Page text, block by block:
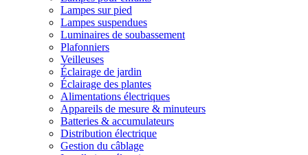
Lampes sur pied
Lampes suspendues
Luminaires de soubassement
Plafonniers
Veilleuses
Éclairage de jardin
Éclairage des plantes
Alimentations électriques
Appareils de mesure & minuteurs
Batteries & accumulateurs
Distribution électrique
Gestion du câblage